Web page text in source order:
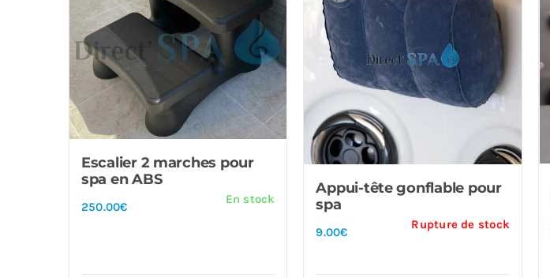
Escalier 2 marches pour
spa en ABS
250.00€
En stock
Appui-tête gonflable pour
spa
9.00€
Rupture de stock